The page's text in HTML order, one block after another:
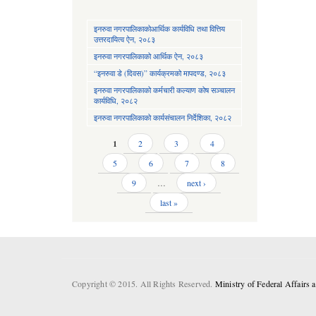
इनरुवा नगरपालिकाकोआर्थिक कार्यविधि तथा वित्तिय
उत्तरदायित्व ऐन, २०८३
इनरुवा नगरपालिकाको आर्थिक ऐन, २०८३
“इनरुवा डे (दिवस)” कार्यक्रमको मापदण्ड, २०८३
इनरुवा नगरपालिकाको कर्मचारी कल्याण कोष सञ्चालन
कार्यविधि, २०८२
इनरुवा नगरपालिकाको कार्यसंचालन निर्देशिका, २०८२
Pages1 2 3
4
5
6 7
8
9
…
next ›
last »
Copyright © 2015. All Rights Reserved. Ministry of Federal Affairs